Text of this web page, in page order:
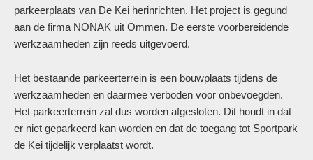
parkeerplaats van De Kei herinrichten. Het project is gegund
aan de firma NONAK uit Ommen. De eerste voorbereidende
werkzaamheden zijn reeds uitgevoerd.
Het bestaande parkeerterrein is een bouwplaats tijdens de
werkzaamheden en daarmee verboden voor onbevoegden.
Het parkeerterrein zal dus worden afgesloten. Dit houdt in dat
er niet geparkeerd kan worden en dat de toegang tot Sportpark
de Kei tijdelijk verplaatst wordt.